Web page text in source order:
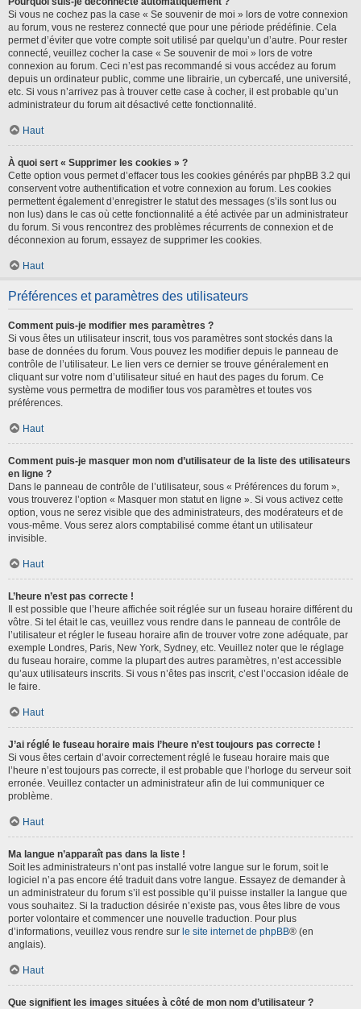
Si vous ne cochez pas la case « Se souvenir de moi » lors de votre connexion
au forum, vous ne resterez connecté que pour une période prédéfinie. Cela
permet d’éviter que votre compte soit utilisé par quelqu’un d’autre. Pour rester
connecté, veuillez cocher la case « Se souvenir de moi » lors de votre
connexion au forum. Ceci n’est pas recommandé si vous accédez au forum
depuis un ordinateur public, comme une librairie, un cybercafé, une université,
etc. Si vous n’arrivez pas à trouver cette case à cocher, il est probable qu’un
administrateur du forum ait désactivé cette fonctionnalité.
Haut
À quoi sert « Supprimer les cookies » ?
Cette option vous permet d’effacer tous les cookies générés par phpBB 3.2 qui
conservent votre authentification et votre connexion au forum. Les cookies
permettent également d’enregistrer le statut des messages (s’ils sont lus ou
non lus) dans le cas où cette fonctionnalité a été activée par un administrateur
du forum. Si vous rencontrez des problèmes récurrents de connexion et de
déconnexion au forum, essayez de supprimer les cookies.
Haut
Préférences et paramètres des utilisateurs
Comment puis-je modifier mes paramètres ?
Si vous êtes un utilisateur inscrit, tous vos paramètres sont stockés dans la
base de données du forum. Vous pouvez les modifier depuis le panneau de
contrôle de l’utilisateur. Le lien vers ce dernier se trouve généralement en
cliquant sur votre nom d’utilisateur situé en haut des pages du forum. Ce
système vous permettra de modifier tous vos paramètres et toutes vos
préférences.
Haut
Comment puis-je masquer mon nom d’utilisateur de la liste des utilisateurs
en ligne ?
Dans le panneau de contrôle de l’utilisateur, sous « Préférences du forum »,
vous trouverez l’option « Masquer mon statut en ligne ». Si vous activez cette
option, vous ne serez visible que des administrateurs, des modérateurs et de
vous-même. Vous serez alors comptabilisé comme étant un utilisateur
invisible.
Haut
L’heure n’est pas correcte !
Il est possible que l’heure affichée soit réglée sur un fuseau horaire différent du
vôtre. Si tel était le cas, veuillez vous rendre dans le panneau de contrôle de
l’utilisateur et régler le fuseau horaire afin de trouver votre zone adéquate, par
exemple Londres, Paris, New York, Sydney, etc. Veuillez noter que le réglage
du fuseau horaire, comme la plupart des autres paramètres, n’est accessible
qu’aux utilisateurs inscrits. Si vous n’êtes pas inscrit, c’est l’occasion idéale de
le faire.
Haut
J’ai réglé le fuseau horaire mais l’heure n’est toujours pas correcte !
Si vous êtes certain d’avoir correctement réglé le fuseau horaire mais que
l’heure n’est toujours pas correcte, il est probable que l’horloge du serveur soit
erronée. Veuillez contacter un administrateur afin de lui communiquer ce
problème.
Haut
Ma langue n’apparaît pas dans la liste !
Soit les administrateurs n’ont pas installé votre langue sur le forum, soit le
logiciel n’a pas encore été traduit dans votre langue. Essayez de demander à
un administrateur du forum s’il est possible qu’il puisse installer la langue que
vous souhaitez. Si la traduction désirée n’existe pas, vous êtes libre de vous
porter volontaire et commencer une nouvelle traduction. Pour plus
d’informations, veuillez vous rendre sur le site internet de phpBB® (en
anglais).
Haut
Que signifient les images situées à côté de mon nom d’utilisateur ?